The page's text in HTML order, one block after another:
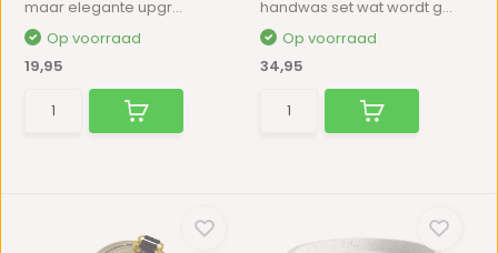
maar elegante upgr...
Op voorraad
19,95
handwas set wat wordt g...
Op voorraad
34,95